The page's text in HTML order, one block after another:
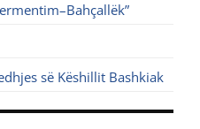
së Këshillit Bashkiak